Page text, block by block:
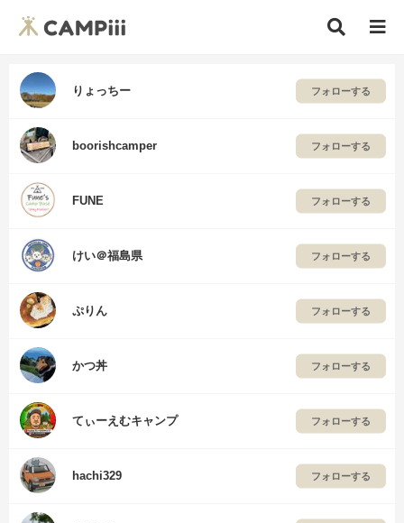
りょっちー フォローする
boorishcamper フォローする
FUNE フォローする
けい＠福島県 フォローする
ぷりん フォローする
かつ丼 フォローする
てぃーえむキャンプ フォローする
hachi329 フォローする